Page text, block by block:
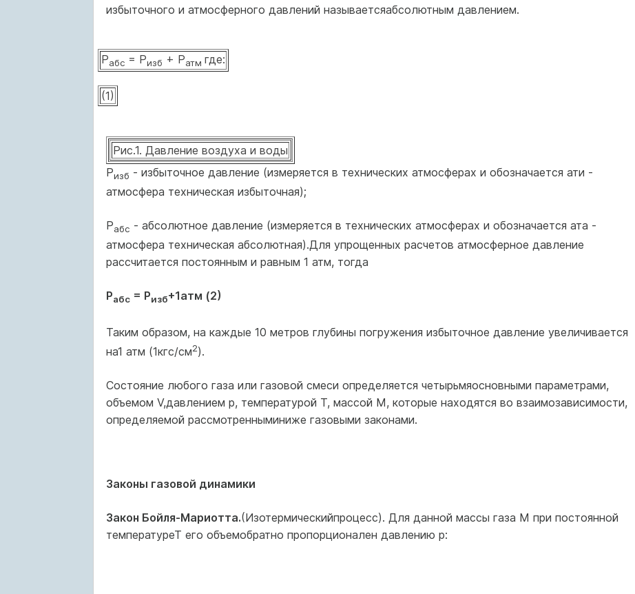
избыточного и атмосферного давлений называетсяабсолют­ным давлением.
Рабс = Ризб + Ратм где:
(1)
Рис.1. Давление воздуха и воды
Ризб - избыточное давление (из­меряется в технических атмосферах и обозначается ати -
атмос­фера техническая избыточная);
Рабс - абсолютное давление (измеряется в технических атмос­ферах и обозначается ата -
атмос­фера техническая абсолютная).Для упрощенных расчетов ат­мосферное давление
рассчитается постоянным и равным 1 атм, тогда
Рабс= Ризб+1атм (2)
Таким образом, на каждые 10 метров глубины погружения избыточное давление увеличивается
на1 атм (1кгс/см2).
Состояние любого газа или газовой смеси определяется четырьмяосновными параметрами,
объемом V,давлением р, температурой Т, массой М, которые находятся во взаимозависимости,
определяемой рассмот­ренныминиже газовыми законами.
Законы газовой динамики
Закон Бойля-Мариотта.(Изотермическийпроцесс). Для данной массы газа М при постоянной
температуреТ его объемобратно пропорционален давлению р: